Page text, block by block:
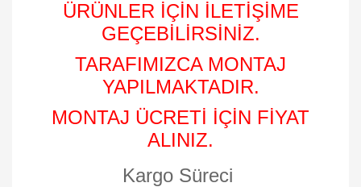
ÜRÜNLER İÇİN İLETİŞİME
GEÇEBİLİRSİNİZ.
TARAFIMIZCA MONTAJ
YAPILMAKTADIR.
MONTAJ ÜCRETİ İÇİN FİYAT
ALINIZ.
Kargo Süreci